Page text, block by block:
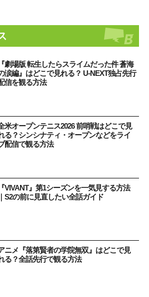
『劇場版 転生したらスライムだった件 蒼海
涙編』はどこで見れる？ U-NEXT独占先行
信を観る方法
米オープンテニス2026 前哨戦はどこで見
る？シンシナティ・オープンなどをライ
配信で観る方法
『VIVANT』第1シーズンを一気見する方法
｜S2の前に見直したい全話ガイド
ニメ『落第賢者の学院無双』はどこで見
る？全話先行で観る方法